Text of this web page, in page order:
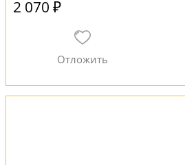
2 070 ₽